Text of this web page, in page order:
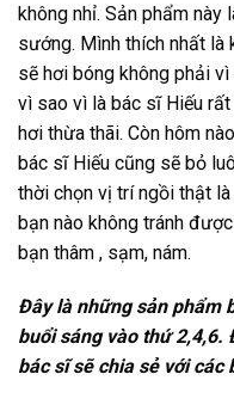
không nhỉ. Sản phẩm
sướng. Mình thích nhất là
sẽ hơi bóng không phải
vì sao vì là bác sĩ Hiếu
hơi thừa thãi. Còn hôm
bác sĩ Hiếu cũng sẽ bỏ
thời chọn vị trí ngồi thật
bạn nào không tránh
bạn thâm , sạm, nám.
Đây là những sản phẩm
buổi sáng vào thứ 2,4,6.
bác sĩ sẽ chia sẻ với